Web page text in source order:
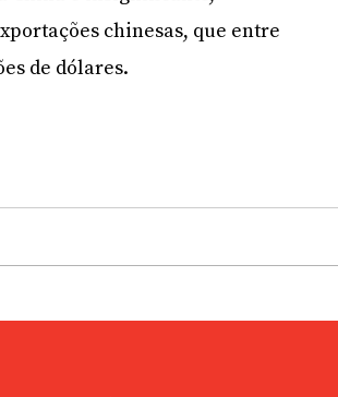
chinesas, que entre
de dólares.